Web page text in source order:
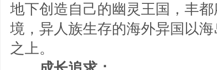
地下创造自己的幽灵王国，丰
境，异人族生存的海外异国以
之上。